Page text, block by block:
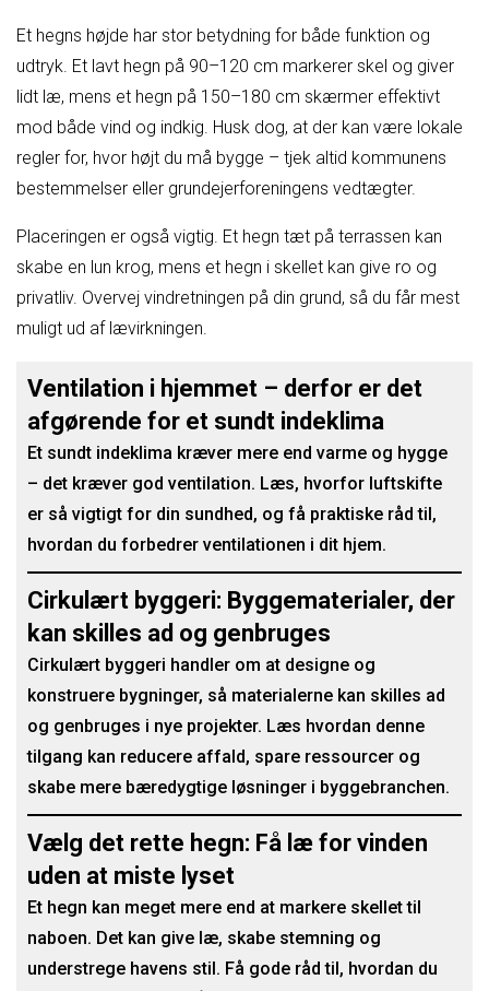
Et hegns højde har stor betydning for både funktion og
udtryk. Et lavt hegn på 90–120 cm markerer skel og giver
lidt læ, mens et hegn på 150–180 cm skærmer effektivt
mod både vind og indkig. Husk dog, at der kan være lokale
regler for, hvor højt du må bygge – tjek altid kommunens
bestemmelser eller grundejerforeningens vedtægter.
Placeringen er også vigtig. Et hegn tæt på terrassen kan
skabe en lun krog, mens et hegn i skellet kan give ro og
privatliv. Overvej vindretningen på din grund, så du får mest
muligt ud af lævirkningen.
Ventilation i hjemmet – derfor er det
afgørende for et sundt indeklima
Et sundt indeklima kræver mere end varme og hygge
– det kræver god ventilation. Læs, hvorfor luftskifte
er så vigtigt for din sundhed, og få praktiske råd til,
hvordan du forbedrer ventilationen i dit hjem.
Cirkulært byggeri: Byggematerialer, der
kan skilles ad og genbruges
Cirkulært byggeri handler om at designe og
konstruere bygninger, så materialerne kan skilles ad
og genbruges i nye projekter. Læs hvordan denne
tilgang kan reducere affald, spare ressourcer og
skabe mere bæredygtige løsninger i byggebranchen.
Vælg det rette hegn: Få læ for vinden
uden at miste lyset
Et hegn kan meget mere end at markere skellet til
naboen. Det kan give læ, skabe stemning og
understrege havens stil. Få gode råd til, hvordan du